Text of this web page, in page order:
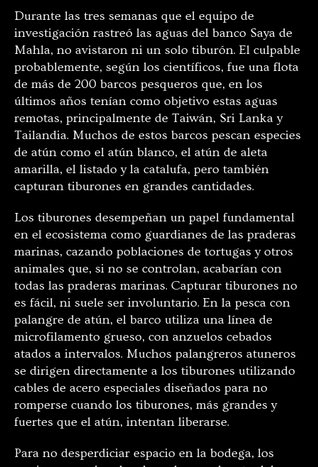
Durante las tres semanas que el equipo de
investigación rastreó las aguas del banco Saya de
Mahla, no avistaron ni un solo tiburón. El culpable
probablemente, según los científicos, fue una flota
de más de 200 barcos pesqueros que, en los
últimos años tenían como objetivo estas aguas
remotas, principalmente de Taiwán, Sri Lanka y
Tailandia. Muchos de estos barcos pescan especies
de atún como el atún blanco, el atún de aleta
amarilla, el listado y la catalufa, pero también
capturan tiburones en grandes cantidades.
Los tiburones desempeñan un papel fundamental
en el ecosistema como guardianes de las praderas
marinas, cazando poblaciones de tortugas y otros
animales que, si no se controlan, acabarían con
todas las praderas marinas. Capturar tiburones no
es fácil, ni suele ser involuntario. En la pesca con
palangre de atún, el barco utiliza una línea de
microfilamento grueso, con anzuelos cebados
atados a intervalos. Muchos palangreros atuneros
se dirigen directamente a los tiburones utilizando
cables de acero especiales diseñados para no
romperse cuando los tiburones, más grandes y
fuertes que el atún, intentan liberarse.
Para no desperdiciar espacio en la bodega, los